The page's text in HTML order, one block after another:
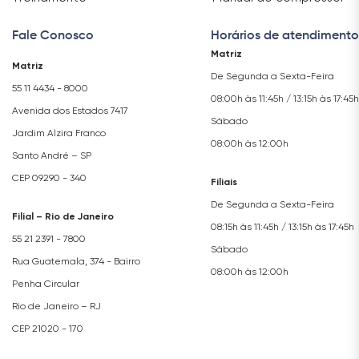
Fale Conosco
Matriz
55 11 4434 - 8000
Avenida dos Estados 7417
Jardim Alzira Franco
Santo André – SP
CEP 09290 - 340
Filial – Rio de Janeiro
55 21 2391 - 7800
Rua Guatemala, 374 - Bairro
Penha Circular
Rio de Janeiro – RJ
CEP 21020 - 170
Horários de atendimento
Matriz
De Segunda a Sexta-Feira
08:00h às 11:45h / 13:15h às 17:45h
Sábado
08:00h às 12:00h
Filiais
De Segunda a Sexta-Feira
08:15h às 11:45h / 13:15h às 17:45h
Sábado
08:00h às 12:00h